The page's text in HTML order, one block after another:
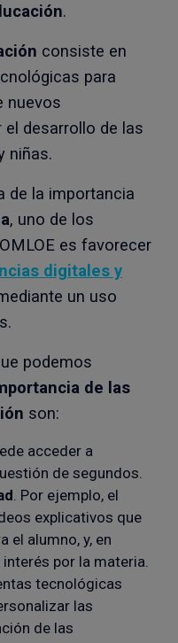
.
consiste en
para
nuevos
desarrollo de las
niñas.
de la importancia
, uno de los
es favorecer
digitales y
un uso
podemos
de las
son:
acceder a
de segundos.
. Por ejemplo, el
explicativos que
el alumno, y, en
por la materia.
tecnológicas
las
de las